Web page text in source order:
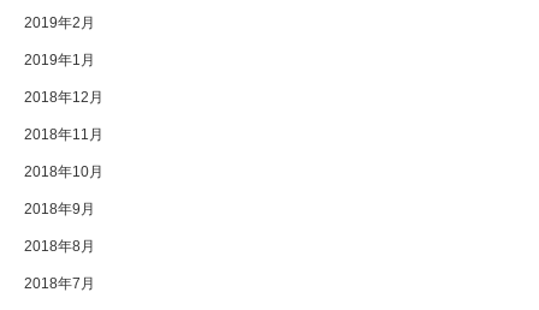
2019年2月
2019年1月
2018年12月
2018年11月
2018年10月
2018年9月
2018年8月
2018年7月